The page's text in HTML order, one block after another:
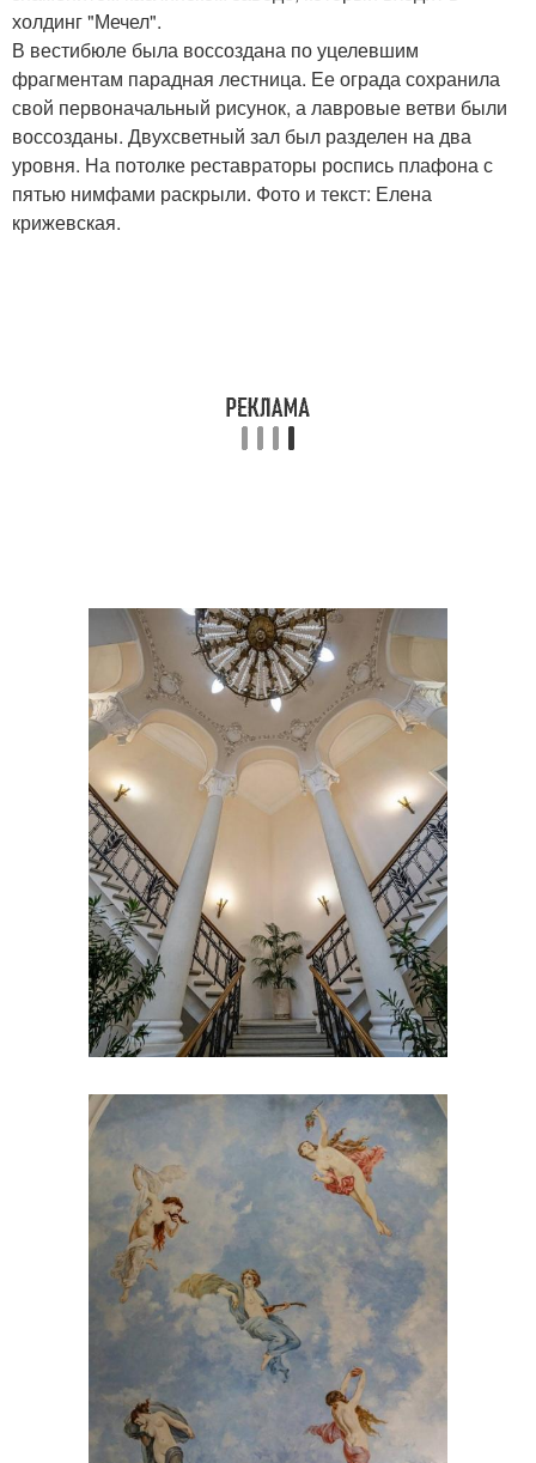
холдинг "Мечел".
В вестибюле была воссоздана по уцелевшим
фрагментам парадная лестница. Ее ограда сохранила
свой первоначальный рисунок, а лавровые ветви были
воссозданы. Двухсветный зал был разделен на два
уровня. На потолке реставраторы роспись плафона с
пятью нимфами раскрыли. Фото и текст: Елена
крижевская.